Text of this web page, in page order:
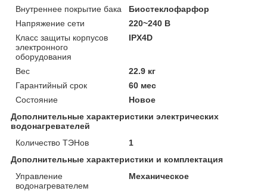
Внутреннее покрытие бака
Биостеклофарфор
Напряжение сети
220~240 В
Класс защиты корпусов
электронного
оборудования
IPX4D
Вес
22.9 кг
Гарантийный срок
60 мес
Состояние
Новое
Дополнительные характеристики электрических
водонагревателей
Количество ТЭНов
1
Дополнительные характеристики и комплектация
Управление
водонагревателем
Механическое